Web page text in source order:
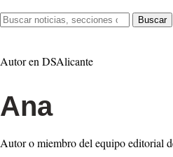
Buscar:
Buscar
Autor en DSAlicante
Ana
Autor o miembro del equipo editorial